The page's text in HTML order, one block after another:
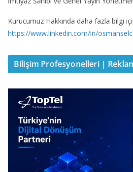
Kurucumuz Hakkında daha fazla bilgi
https://www.linkedin.com/in/
Bilişim Profesyonelleri |